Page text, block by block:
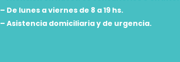
– De lunes a viernes de 8 a 19 hs.
– Asistencia domiciliaria y de urgencia.